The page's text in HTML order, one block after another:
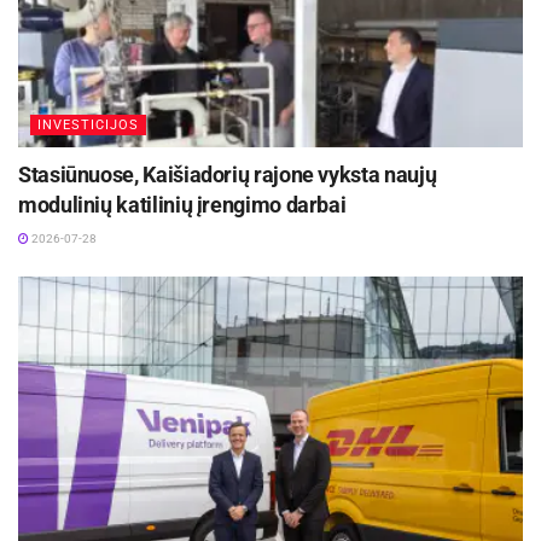
Nacionaline biblioteka siekti šių tikslų“, – sakė
LVK prezidentas V. Sutkus.
Aktualios naujienos
Panevėžio regiono verslui – galimybė užmegzti
ryšius su Jungtinės Karalystės partneriais
Rokiškio rajono savivaldybės 100 didžiausių
įmonių 2025 m. apyvarta siekė 230,7 mln. Eur
2026-07-29
Nacionalinė biblioteka ir LVK susitarė dėl
ilgalaikio strateginio bendradarbiavimo: kartu
prisidėti prie žinių ir informacinės visuomenės
kūrimo, užtikrinti valstybės informacijos politikos
INVESTICIJOS
Stasiūnuose, Kaišiadorių rajone vyksta naujų
modulinių katilinių įrengimo darbai
2026-07-28